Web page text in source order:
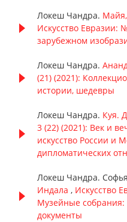
Локеш Чандра.
Искусство Евразии:
зарубежном
Локеш Чандра.
(21) (2021):
истории, шедевры
Локеш Чандра. Куя.
3 (22) (2021): Век и
искусство России и
дипломатических
Локеш Чандра.
Индала , Искусство
Музейные собрания:
документы